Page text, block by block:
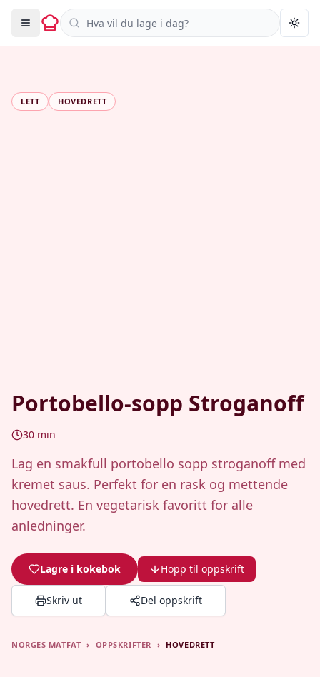
Søk i oppskrifter
LETT HOVEDRETT
Portobello-sopp Stroganoff
30 min
Lag en smakfull portobello sopp stroganoff med
kremet saus. Perfekt for en rask og mettende
hovedrett. En vegetarisk favoritt for alle
anledninger.
Lagre i kokebok Hopp til oppskrift
Skriv ut Del oppskrift
NORGES MATFAT › OPPSKRIFTER › HOVEDRETT